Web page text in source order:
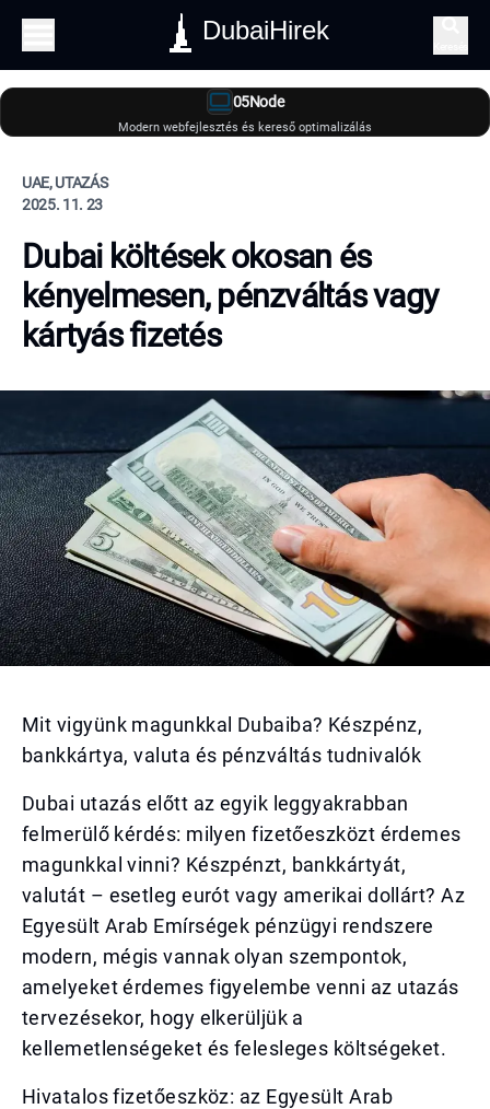
DubaiHirek
05Node
Modern webfejlesztés és kereső optimalizálás
UAE, UTAZÁS
2025. 11. 23
Dubai költések okosan és
kényelmesen, pénzváltás vagy
kártyás fizetés
Mit vigyünk magunkkal Dubaiba? Készpénz,
bankkártya, valuta és pénzváltás tudnivalók
Dubai utazás előtt az egyik leggyakrabban
felmerülő kérdés: milyen fizetőeszközt érdemes
magunkkal vinni? Készpénzt, bankkártyát,
valutát – esetleg eurót vagy amerikai dollárt? Az
Egyesült Arab Emírségek pénzügyi rendszere
modern, mégis vannak olyan szempontok,
amelyeket érdemes figyelembe venni az utazás
tervezésekor, hogy elkerüljük a
kellemetlenségeket és felesleges költségeket.
Hivatalos fizetőeszköz: az Egyesült Arab